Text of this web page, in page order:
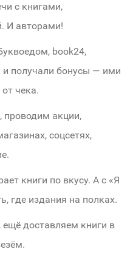
с книгами,
И авторами!
book24,
получали бонусы — ими
чека.
проводим акции,
соцсетях,
книги по вкусу. А с «Я
где издания на полках.
доставляем книги в